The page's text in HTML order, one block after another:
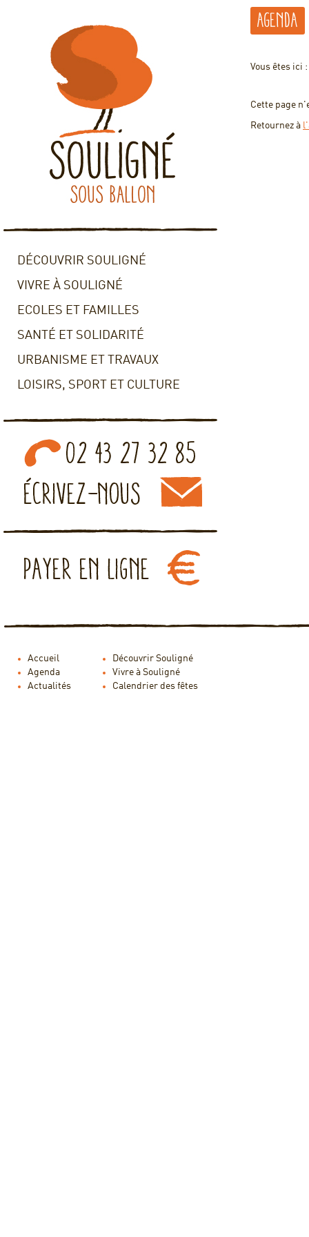
DÉCOUVRIR SOULIGNÉ
VIVRE À SOULIGNÉ
ECOLES ET FAMILLES
SANTÉ ET SOLIDARITÉ
URBANISME ET TRAVAUX
LOISIRS, SPORT ET CULTURE
Agenda
Vous êtes ici :
Cette page
Retournez à
Accueil
Agenda
Actualités
Découvrir Souligné
Vivre à Souligné
Calendrier des fêtes